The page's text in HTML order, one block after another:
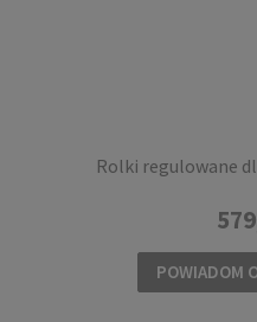
Rolki regulowane
POWIADOM